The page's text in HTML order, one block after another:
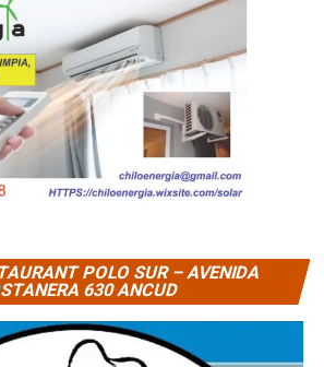
POLO SUR – AVENIDA
630 ANCUD